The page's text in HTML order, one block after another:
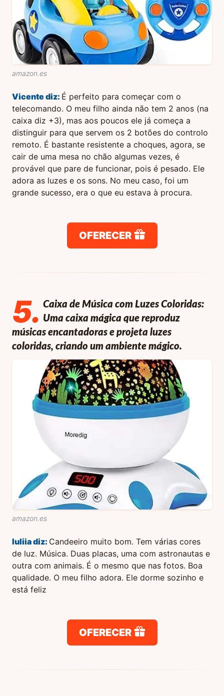
amazon.es
Vicentediz: É perfeito para começar com o
telecomando. O meu filho ainda não tem 2 anos (na
caixa diz +3), mas aos poucos ele já começa a
distinguir para que servem os 2 botões do controlo
remoto. É bastante resistente a choques, agora, se
cair de uma mesa no chão algumas vezes, é
provável que pare de funcionar, pois é pesado. Ele
adora as luzes e os sons. No meu caso, foi um
grande sucesso, era o que eu estava à procura.
OFERECER
5. Caixa de Música com Luzes Coloridas:
Uma caixa mágica que reproduz
músicas encantadoras e projeta luzes
coloridas, criando um ambiente mágico.
amazon.es
Iuliiadiz: Candeeiro muito bom. Tem várias cores
de luz. Música. Duas placas, uma com astronautas e
outra com animais. É o mesmo que nas fotos. Boa
qualidade. O meu filho adora. Ele dorme sozinho e
está feliz
OFERECER